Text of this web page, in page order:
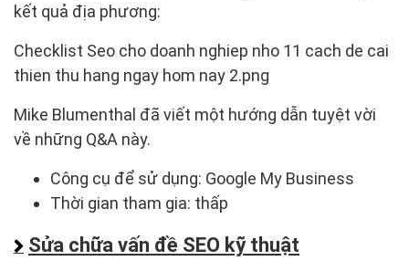
kết quả địa phương:
Checklist Seo cho doanh nghiep nho 11 cach de cai
thien thu hang ngay hom nay 2.png
Mike Blumenthal đã viết một hướng dẫn tuyệt vời
về những Q&A này.
Công cụ để sử dụng: Google My Business
Thời gian tham gia: thấp
Sửa chữa vấn đề SEO kỹ thuật